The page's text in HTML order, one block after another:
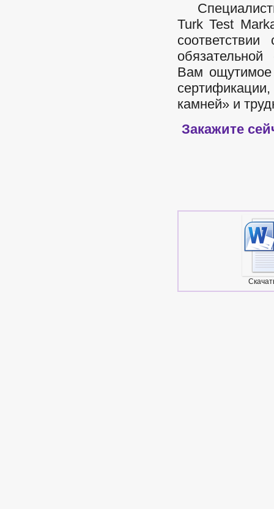
Turk Test
Вам ощутимое
камней» и
Закажите